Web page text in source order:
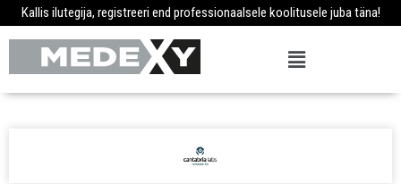
Kallis ilutegija, registreeri end professionaalsele koolitusele juba täna!